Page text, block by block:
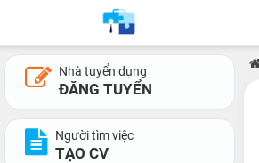
Nhà tuyển dụng
ĐĂNG TUYỂN
Người tìm việc
TẠO CV